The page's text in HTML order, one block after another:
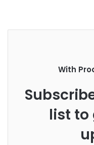
With
list to